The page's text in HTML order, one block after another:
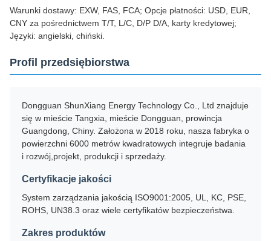
Warunki dostawy: EXW, FAS, FCA; Opcje płatności: USD, EUR,
CNY za pośrednictwem T/T, L/C, D/P D/A, karty kredytowej;
Języki: angielski, chiński.
Profil przedsiębiorstwa
Dongguan ShunXiang Energy Technology Co., Ltd znajduje
się w mieście Tangxia, mieście Dongguan, prowincja
Guangdong, Chiny. Założona w 2018 roku, nasza fabryka o
powierzchni 6000 metrów kwadratowych integruje badania
i rozwój,projekt, produkcji i sprzedaży.
Certyfikacje jakości
System zarządzania jakością ISO9001:2005, UL, KC, PSE,
ROHS, UN38.3 oraz wiele certyfikatów bezpieczeństwa.
Zakres produktów